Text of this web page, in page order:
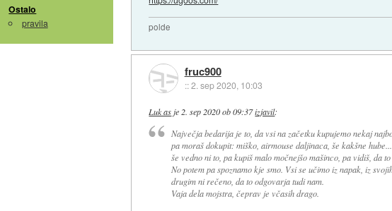
Ostalo
pravila polde
fruc900
::2. sep 2020, 10:03
Luk asje2. sep 2020 ob 09:37izjavil:
Največja bedarija je to, da vsi na začetku kupujemo nekaj
pa moraš dokupit: miško, airmouse daljinaca, še kakšne
še vedno ni to, pa kupiš malo močnejšo mašinco, pa vidiš, da to
No potem pa spoznamo kje smo. Vsi se učimo iz napak, iz
drugim ni rečeno, da to odgovarja tudi nam.
Vaja dela mojstra, čeprav je včasih drago.